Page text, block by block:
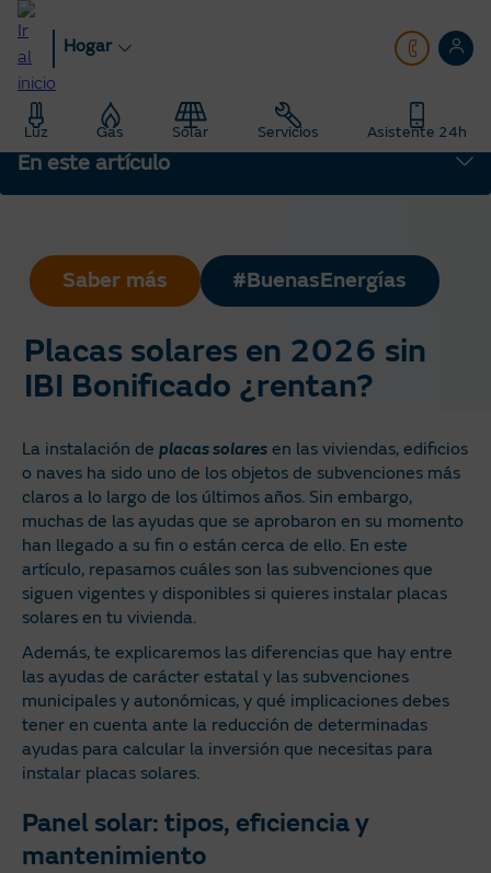
Pasar
contenido
principal
Hogar
Luz Gas Solar Servicios Asistente 24h
Hogar
Blog
Saber Más: Te enseñamos todo sobre energía
Placas solares en 2026 sin IBI Bonificado ¿rentan?
Saber más #BuenasEnergías
Placas solares en 2026 sin
IBI Bonificado ¿rentan?
En este artículo
La instalación de placas solares en las viviendas, edificios
o naves ha sido uno de los objetos de subvenciones más
claros a lo largo de los últimos años. Sin embargo,
muchas de las ayudas que se aprobaron en su momento
han llegado a su fin o están cerca de ello. En este
artículo, repasamos cuáles son las subvenciones que
siguen vigentes y disponibles si quieres instalar placas
solares en tu vivienda.
Además, te explicaremos las diferencias que hay entre
las ayudas de carácter estatal y las subvenciones
municipales y autonómicas, y qué implicaciones debes
tener en cuenta ante la reducción de determinadas
ayudas para calcular la inversión que necesitas para
instalar placas solares.
Panel solar: tipos, eficiencia y
mantenimiento